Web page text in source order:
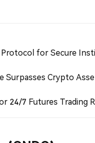
Protocol for Secure
Surpasses Crypto
24/7 Futures Trading